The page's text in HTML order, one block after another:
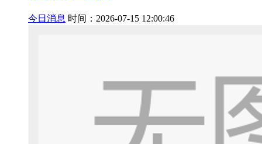
今日消息 时间：2026-07-15 12:00:46